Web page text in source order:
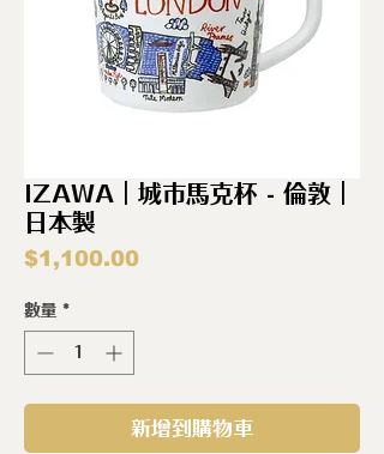
IZAWA｜城市馬克杯 - 倫敦｜
日本製
$1,100.00價
數量 *
新增到購物車